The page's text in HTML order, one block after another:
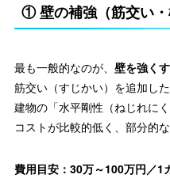
① 壁の補強（筋交い・
最も一般的なのが、 壁を強く
筋交い（すじかい）を追加し
建物の「水平剛性（ねじれに
コストが比較的低く、部分的
費用目安：30万～100万円／1